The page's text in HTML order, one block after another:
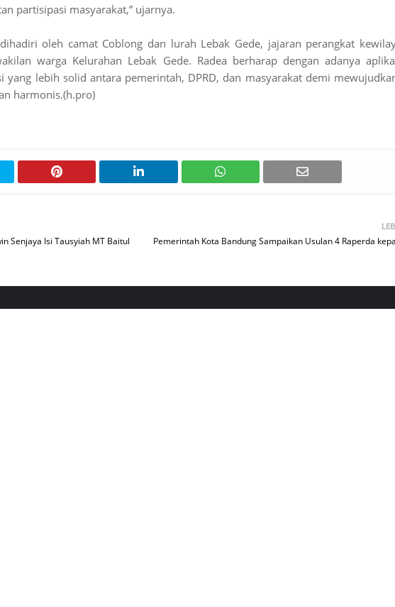
partisipasi masyarakat,” ujarnya.
oleh camat Coblong dan lurah Lebak Gede, jajaran perangkat
warga Kelurahan Lebak Gede. Radea berharap dengan adanya
yang lebih solid antara pemerintah, DPRD, dan masyarakat demi
harmonis.(h.pro)
Pemerintah Kota Bandung Sampaikan Usulan 4 Raperda
Senjaya Isi Tausyiah MT Baitul